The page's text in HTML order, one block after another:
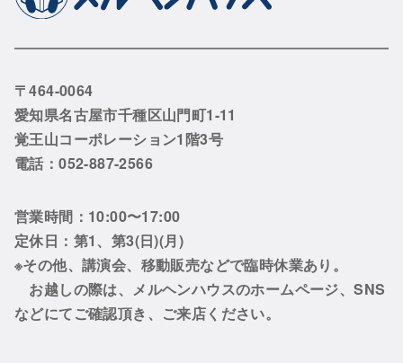
〒464-0064
愛知県名古屋市千種区山門町1-11
覚王山コーポレーション1階3号
電話：052-887-2566
営業時間：10:00〜17:00
定休日：第1、第3(日)(月)
※その他、講演会、移動販売などで臨時休業あり。
お越しの際は、メルヘンハウスのホームページ、SNS
などにてご確認頂き、ご来店ください。